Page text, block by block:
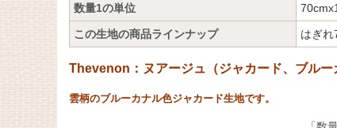
数量1の単位
この生地の商品ラインナップ はぎ
Thevenon：ヌアージュ（ジャカード、ブルー
雲柄のブルーカナル色ジャカード生地です。